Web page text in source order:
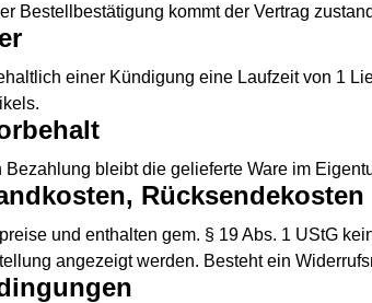
Bestellbestätigung kommt der Vertrag
einer Kündigung eine Laufzeit von 1
bleibt die gelieferte Ware im
Rücksendekosten
und enthalten gem. § 19 Abs. 1 UStG
angezeigt werden. Besteht ein